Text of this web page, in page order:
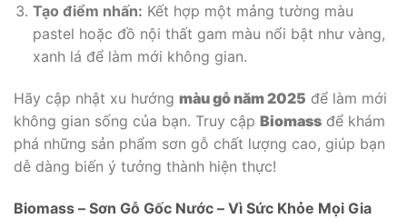
Tạo điểm nhấn: Kết hợp một mảng tường màu
pastel hoặc đồ nội thất gam màu nổi bật như vàng,
xanh lá để làm mới không gian.
Hãy cập nhật xu hướng màu gỗ năm 2025 để làm mới
không gian sống của bạn. Truy cập Biomass để khám
phá những sản phẩm sơn gỗ chất lượng cao, giúp bạn
dễ dàng biến ý tưởng thành hiện thực!
Biomass – Sơn Gỗ Gốc Nước – Vì Sức Khỏe Mọi Gia